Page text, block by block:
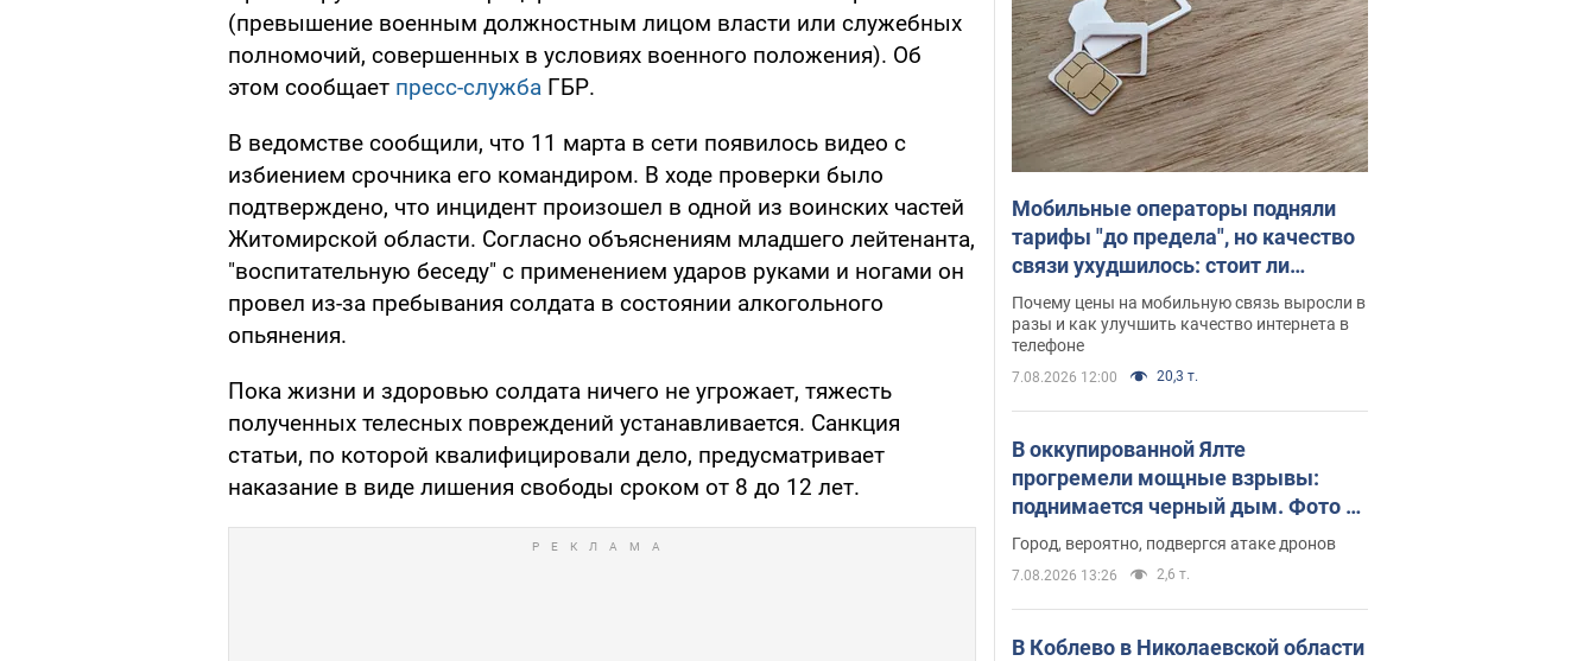
(превышение военным должностным лицом власти или служебных
полномочий, совершенных в условиях военного положения). Об
этом сообщает пресс-служба ГБР.
В ведомстве сообщили, что 11 марта в сети появилось видео с
избиением срочника его командиром. В ходе проверки было
подтверждено, что инцидент произошел в одной из воинских частей
Житомирской области. Согласно объяснениям младшего лейтенанта,
"воспитательную беседу" с применением ударов руками и ногами он
провел из-за пребывания солдата в состоянии алкогольного
опьянения.
Пока жизни и здоровью солдата ничего не угрожает, тяжесть
полученных телесных повреждений устанавливается. Санкция
статьи, по которой квалифицировали дело, предусматривает
наказание в виде лишения свободы сроком от 8 до 12 лет.
Мобильные операторы подняли
тарифы "до предела", но качество
связи ухудшилось: стоит ли
жаловаться на цены
Почему цены на мобильную связь выросли в
разы и как улучшить качество интернета в
телефоне
7.08.2026 12:00 20,3 т.
В оккупированной Ялте
прогремели мощные взрывы:
поднимается черный дым. Фото и
видео
Город, вероятно, подвергся атаке дронов
7.08.2026 13:26 2,6 т.
В Коблево в Николаевской области